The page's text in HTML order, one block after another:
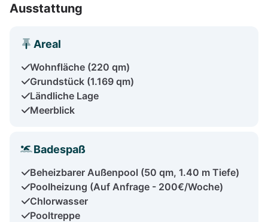
Ausstattung
Areal
Wohnfläche (220 qm)
Grundstück (1.169 qm)
Ländliche Lage
Meerblick
Badespaß
Beheizbarer Außenpool (50 qm, 1.40 m Tiefe)
Poolheizung (Auf Anfrage - 200€/Woche)
Chlorwasser
Pooltreppe